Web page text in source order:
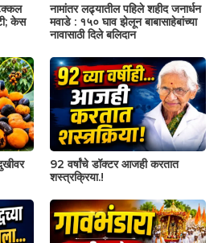
केस
नामांतर लढ्यातील पहिले शहीद जनार्धन
मवाडे : १५० घाव झेलून बाबासाहेबांच्या
नावासाठी दिले बलिदान
92 वर्षांचे डॉक्टर आजही करतात
शस्त्रक्रिया.!